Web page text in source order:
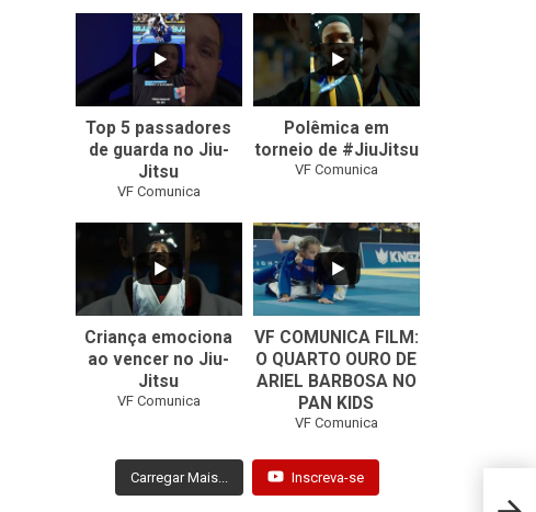
0
Top 5 passadores
de guarda no Jiu-
Jitsu
VF Comunica
46 1
Polêmica em
torneio de #JiuJitsu
VF Comunica
0
Criança emociona
ao vencer no Jiu-
Jitsu
VF Comunica
...
0
VF COMUNICA FILM:
O QUARTO OURO DE
ARIEL BARBOSA NO
PAN KIDS
VF Comunica
Carregar Mais... Inscreva-se